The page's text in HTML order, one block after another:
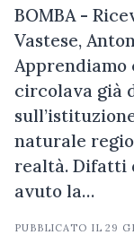
BOMBA -
Vastese,
Apprendiamo
circolava già
naturale
realtà. Difatti
avuto la…
PUBBLICATO IL29